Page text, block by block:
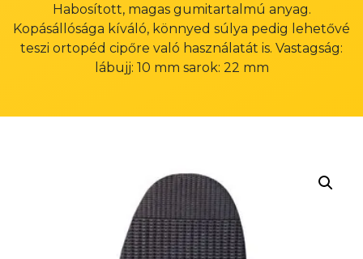
Habosított, magas gumitartalmú anyag.
Kopásállósága kíváló, könnyed súlya pedig lehetővé
teszi ortopéd cipőre való használatát is. Vastagság:
lábujj: 10 mm sarok: 22 mm